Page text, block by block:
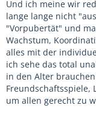
Und ich meine wir
lange lange nicht
"Vorpubertät" und
Wachstum,
alles mit der
ich sehe das total
in den Alter
Freundschaftsspiele,
um allen gerecht zu